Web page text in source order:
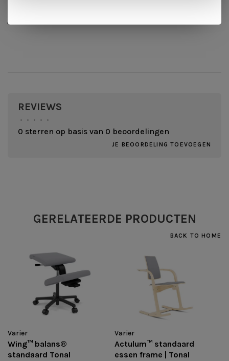
REVIEWS
• • • • •
0 sterren op basis van 0 beoordelingen
JE BEOORDELING TOEVOEGEN
GERELATEERDE PRODUCTEN
BACK TO HOME
Varier
Wing™ balans®
standaard Tonal
Varier
Actulum™ standaard
essen frame | Tonal